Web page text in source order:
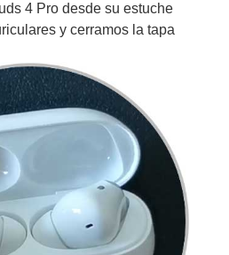
4 Pro desde su estuche
y cerramos la tapa